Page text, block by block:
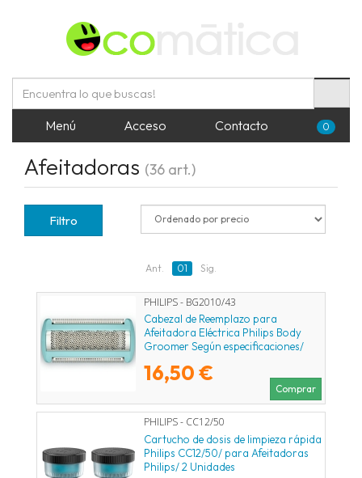
Menú Acceso Contacto 0
Afeitadoras (36 art.)
Filtro
Ant. 01 Sig.
PHILIPS - BG2010/43
Cabezal de Reemplazo para
Afeitadora Eléctrica Philips Body
Groomer Según especificaciones/
16,50 €
Comprar
PHILIPS - CC12/50
Cartucho de dosis de limpieza rápida
Philips CC12/50/ para Afeitadoras
Philips/ 2 Unidades